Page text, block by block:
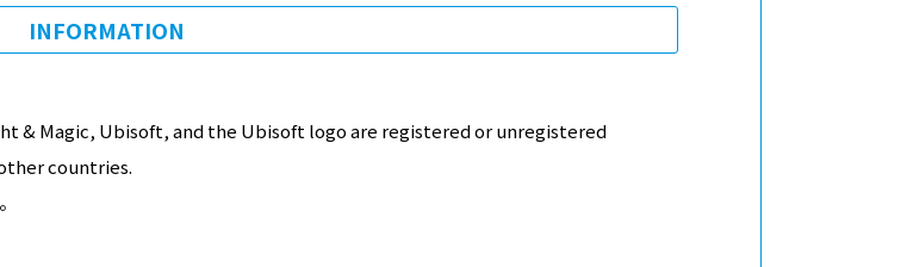
INFORMATION
& Magic, Ubisoft, and the Ubisoft logo are registered or unregistered
countries.